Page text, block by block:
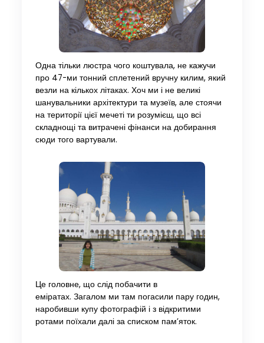
Одна тільки люстра чого коштувала, не кажучи
про 47-ми тонний сплетений вручну килим, який
везли на кількох літаках. Хоч ми і не великі
шанувальники архітектури та музеїв, але стоячи
на території цієї мечеті ти розумієш, що всі
складнощі та витрачені фінанси на добирання
сюди того вартували.
Це головне, що слід побачити в
еміратах. Загалом ми там погасили пару годин,
наробивши купу фотографій і з відкритими
ротами поїхали далі за списком пам’яток.